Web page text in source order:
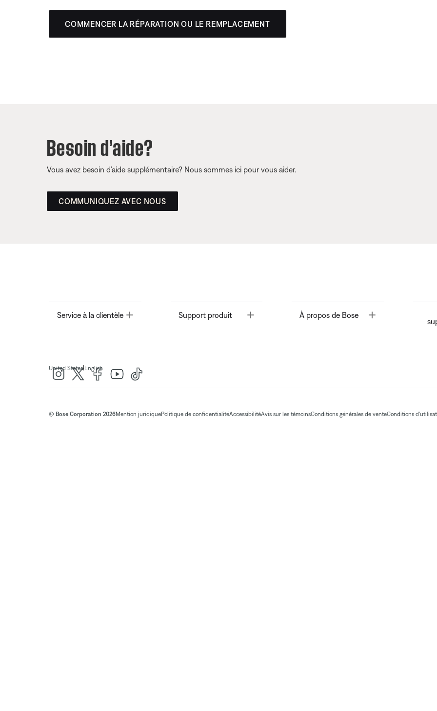
COMMENCER LA RÉPARATION OU LE REMPLACEMENT
Besoin d’aide?
Vous avez besoin d’aide supplémentaire? Nous sommes ici pour vous aider.
COMMUNIQUEZ AVEC NOUS
Service à la clientèle Toggle Support produit À propos de Bose Toggle
United States| English
© Bose Corporation 2026Mention juridiquePolitique de confidentialitéAccessibilitéAvis sur les témoinsConditions générales de venteConditions